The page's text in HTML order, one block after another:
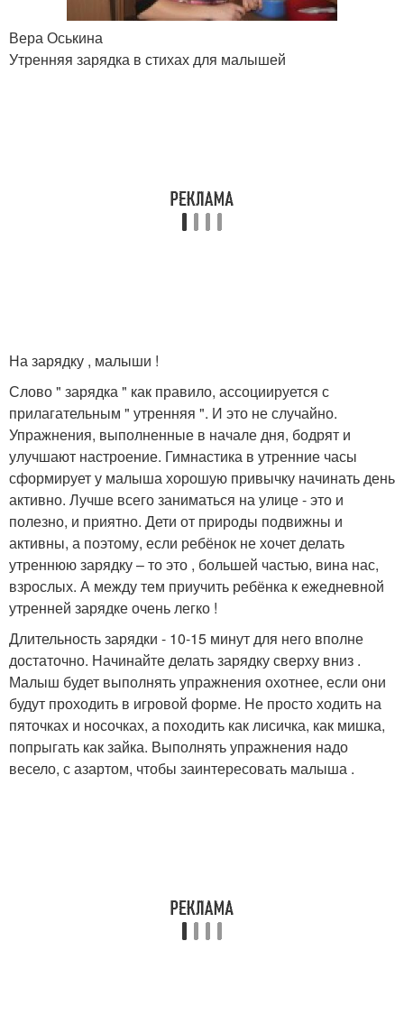
Вера Оськина
Утренняя зарядка в стихах для малышей
На зарядку , малыши !
Слово " зарядка " как правило, ассоциируется с
прилагательным " утренняя ". И это не случайно.
Упражнения, выполненные в начале дня, бодрят и
улучшают настроение. Гимнастика в утренние часы
сформирует у малыша хорошую привычку начинать день
активно. Лучше всего заниматься на улице - это и
полезно, и приятно. Дети от природы подвижны и
активны, а поэтому, если ребёнок не хочет делать
утреннюю зарядку – то это , большей частью, вина нас,
взрослых. А между тем приучить ребёнка к ежедневной
утренней зарядке очень легко !
Длительность зарядки - 10-15 минут для него вполне
достаточно. Начинайте делать зарядку сверху вниз .
Малыш будет выполнять упражнения охотнее, если они
будут проходить в игровой форме. Не просто ходить на
пяточках и носочках, а походить как лисичка, как мишка,
попрыгать как зайка. Выполнять упражнения надо
весело, с азартом, чтобы заинтересовать малыша .